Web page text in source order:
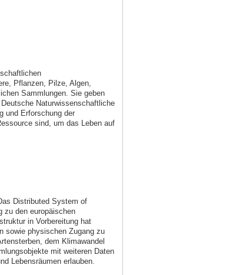
Pflanzen, Pilze, Algen,
Sammlungen. Sie geben
Naturwissenschaftliche
und Erforschung der
sind, um das Leben auf
Distributed System of
zu den europäischen
in Vorbereitung hat
sowie physischen Zugang zu
dem Klimawandel
mit weiteren Daten
Lebensräumen erlauben.